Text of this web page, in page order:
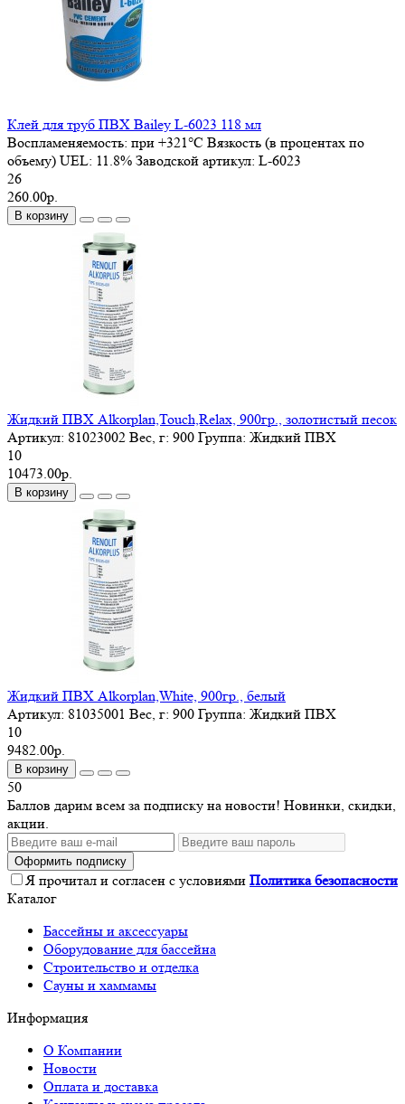
Клей для труб ПВХ Bailey L-6023 118 мл
Воспламеняемость: при +321°C Вязкость (в процентах по
объему) UEL: 11.8% Заводской артикул: L-6023
26
260.00р.
В корзину
Жидкий ПВХ Alkorplan,Touch,Relax, 900гр., золотистый песок
Артикул: 81023002 Вес, г: 900 Группа: Жидкий ПВХ
10
10473.00р.
В корзину
Жидкий ПВХ Alkorplan,White, 900гр., белый
Артикул: 81035001 Вес, г: 900 Группа: Жидкий ПВХ
10
9482.00р.
В корзину
50
Баллов дарим всем за подписку на новости! Новинки, скидки,
акции.
Оформить подписку
Я прочитал и согласен с условиями Политика безопасности
Каталог
Бассейны и аксессуары
Оборудование для бассейна
Строительство и отделка
Сауны и хаммамы
Информация
О Компании
Новости
Оплата и доставка